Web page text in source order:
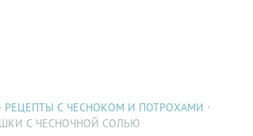
РЕЦЕПТЫ С ЧЕСНОКОМ И ПОТРОХАМИ
С ЧЕСНОЧНОЙ СОЛЬЮ